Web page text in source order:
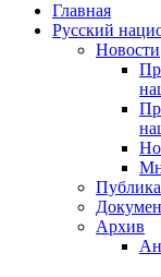
Главная
Русский
Новости
Архив